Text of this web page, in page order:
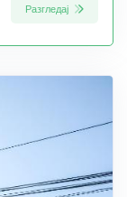
Разгледај